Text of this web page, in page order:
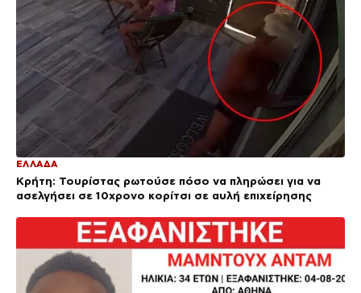
ΕΛΛΑΔΑ
Κρήτη: Τουρίστας ρωτούσε πόσο να πληρώσει για να
ασελγήσει σε 10χρονο κορίτσι σε αυλή επιχείρησης